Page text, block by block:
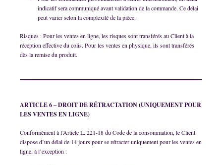
indicatif sera communiqué avant validation de la commande. Ce délai
peut varier selon la complexité de la pièce.
Risques : Pour les ventes en ligne, les risques sont transférés au Client à la
réception effective du colis. Pour les ventes en physique, ils sont transférés
dès la remise du produit.
ARTICLE 6 – DROIT DE RÉTRACTATION (UNIQUEMENT POUR
LES VENTES EN LIGNE)
Conformément à l’Article L. 221-18 du Code de la consommation, le Client
dispose d’un délai de 14 jours pour se rétracter uniquement pour les ventes en
ligne, à l’exception :